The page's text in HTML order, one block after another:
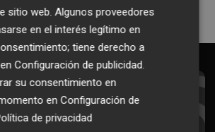
al Boletín
a primera hora en tu email
sitio web. Algunos proveedores
en el interés legítimo en
tiene derecho a
enConfiguración de publicidad.
su consentimiento en
enConfiguración de
de privacidad